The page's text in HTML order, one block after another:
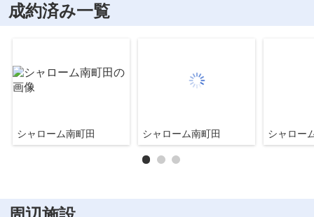
成約済み一覧
シャローム南町田 シャローム南町田 シャロー